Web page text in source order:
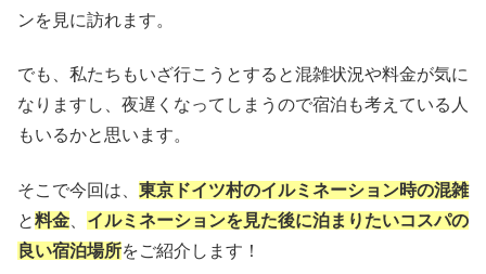
ンを見に訪れます。
でも、私たちもいざ行こうとすると混雑状況や料金が気に
なりますし、夜遅くなってしまうので宿泊も考えている人
もいるかと思います。
そこで今回は、 東京ドイツ村のイルミネーション時の混雑
と料金
イルミネーションを見た後に泊まりたいコスパの
良い宿泊場所をご紹介します！